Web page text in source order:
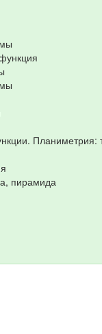
Планиметрия:
пирамида